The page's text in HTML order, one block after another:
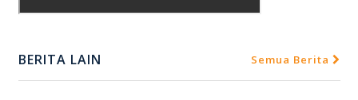
BERITA LAIN Semua Berita